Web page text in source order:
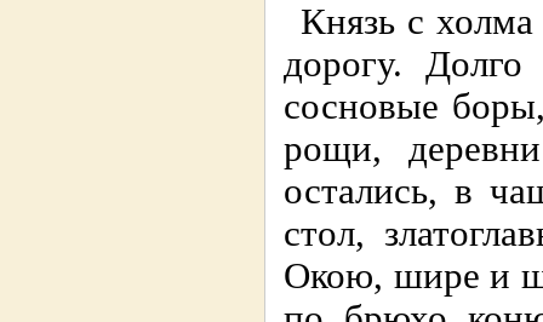
Князь с
дорогу. Долго
сосновые
рощи,
остались, в
стол,
Окою, шире и